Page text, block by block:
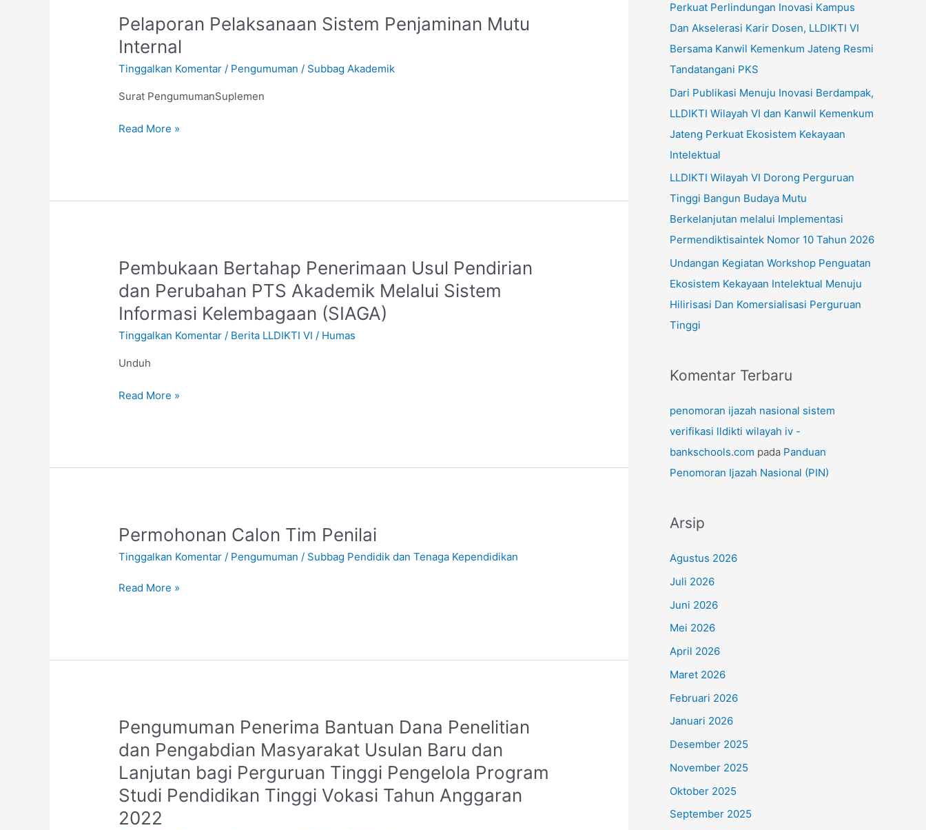
Pelaporan Pelaksanaan Sistem Penjaminan Mutu
Internal
Tinggalkan Komentar / Pengumuman / Subbag Akademik
Surat PengumumanSuplemen
Pelaporan
Pelaksanaan
Sistem
Penjaminan
Internal
Read More »
Pembukaan Bertahap Penerimaan Usul Pendirian
dan Perubahan PTS Akademik Melalui Sistem
Informasi Kelembagaan (SIAGA)
Tinggalkan Komentar / Berita LLDIKTI VI / Humas
Unduh
Pembukaan
Penerimaan
Usul
Pendirian
Perubahan
Akademik
Read More »
Permohonan Calon Tim Penilai
Tinggalkan Komentar / Pengumuman / Subbag Pendidik dan Tenaga Kependidikan
Permohonan
Tim
Read More »
Pengumuman Penerima Bantuan Dana Penelitian
dan Pengabdian Masyarakat Usulan Baru dan
Lanjutan bagi Perguruan Tinggi Pengelola Program
Studi Pendidikan Tinggi Vokasi Tahun Anggaran
2022
Pengumuman
Penerima
Bantuan
Dana
Penelitian
dan
Pengabdian
Perkuat Perlindungan Inovasi Kampus
Dan Akselerasi Karir Dosen, LLDIKTI VI
Bersama Kanwil Kemenkum Jateng Resmi
Tandatangani PKS
Dari Publikasi Menuju Inovasi Berdampak,
LLDIKTI Wilayah VI dan Kanwil Kemenkum
Jateng Perkuat Ekosistem Kekayaan
Intelektual
LLDIKTI Wilayah VI Dorong Perguruan
Tinggi Bangun Budaya Mutu
Berkelanjutan melalui Implementasi
Permendiktisaintek Nomor 10 Tahun 2026
Undangan Kegiatan Workshop Penguatan
Ekosistem Kekayaan Intelektual Menuju
Hilirisasi Dan Komersialisasi Perguruan
Tinggi
Komentar Terbaru
penomoran ijazah nasional sistem
verifikasi lldikti wilayah iv -
bankschools.com pada Panduan
Penomoran Ijazah Nasional (PIN)
Arsip
Agustus 2026
Juli 2026
Juni 2026
Mei 2026
April 2026
Maret 2026
Februari 2026
Januari 2026
Desember 2025
November 2025
Oktober 2025
September 2025